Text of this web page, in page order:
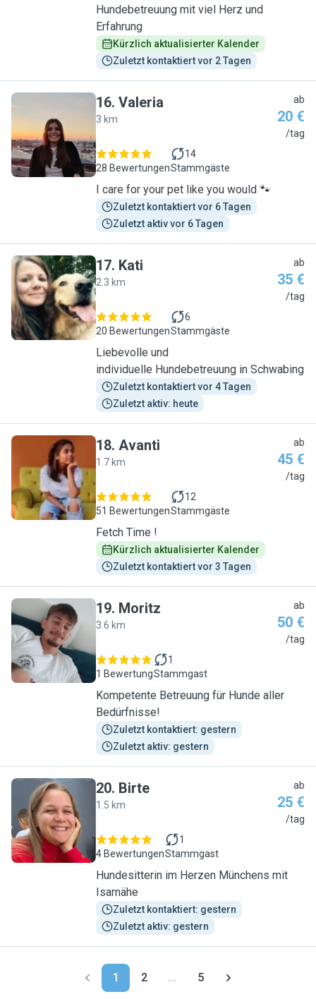
Hundebetreuung mit viel Herz und
Erfahrung
Kürzlich aktualisierter Kalender
Zuletzt kontaktiert vor 2 Tagen
V
16. Valeria
3 km
ab
20 €
/tag
28 Bewertungen
14
Stammgäste
I care for your pet like you would 🐾
Zuletzt kontaktiert vor 6 Tagen
Zuletzt aktiv vor 6 Tagen
K
17. Kati
2.3 km
ab
35 €
/tag
20 Bewertungen
6
Stammgäste
Liebevolle und
individuelle Hundebetreuung in Schwabing
Zuletzt kontaktiert vor 4 Tagen
Zuletzt aktiv: heute
A
18. Avanti
1.7 km
ab
45 €
/tag
51 Bewertungen
12
Stammgäste
Fetch Time !
Kürzlich aktualisierter Kalender
Zuletzt kontaktiert vor 3 Tagen
M
19. Moritz
3.6 km
ab
50 €
/tag
1 Bewertung
1
Stammgast
Kompetente Betreuung für Hunde aller
Bedürfnisse!
Zuletzt kontaktiert: gestern
Zuletzt aktiv: gestern
B
20. Birte
1.5 km
ab
25 €
/tag
4 Bewertungen
1
Stammgast
Hundesitterin im Herzen Münchens mit
Isarnähe
Zuletzt kontaktiert: gestern
Zuletzt aktiv: gestern
1 2 ... 5